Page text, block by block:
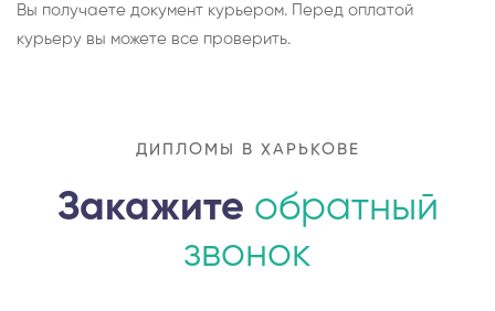
Вы получаете документ курьером. Перед оплатой
курьеру вы можете все проверить.
ДИПЛОМЫ В ХАРЬКОВЕ
Закажите обратный
звонок